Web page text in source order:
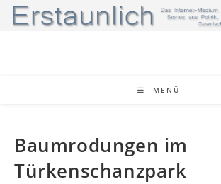
Zum
Inhalt
MENÜ
Baumrodungen im
Türkenschanzpark